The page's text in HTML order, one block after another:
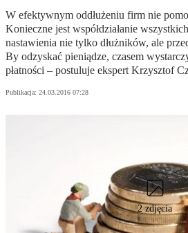
W efektywnym oddłużeniu firm nie
Konieczne jest współdziałanie
nastawienia nie tylko dłużników, ale
By odzyskać pieniądze, czasem
płatności – postuluje ekspert Krzysztof
Publikacja: 24.03.2016 07:28
2 zdjęcia